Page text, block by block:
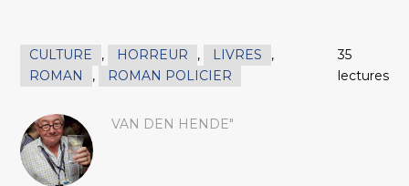
CULTURE , HORREUR , LIVRES
,
ROMAN
, ROMAN POLICIER
35
lectures
VAN DEN HENDE"